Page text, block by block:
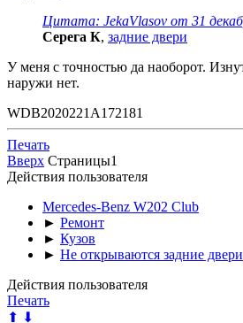
Цитата: JekaVlasov от 31
Серега К, задние двери
У меня с точностью да наоборот.
наружи нет.
WDB2020221A172181
Печать
Вверх Страницы1
Действия пользователя
Mercedes-Benz W202 Club
► Ремонт
► Кузов
► Не открываются задние двери
Действия пользователя
Печать
⬆ ⬇